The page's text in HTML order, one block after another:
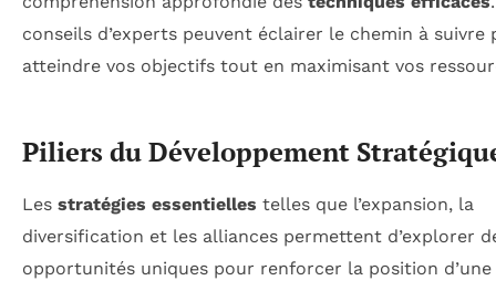
conseils d’experts peuvent éclairer le chemin à suivre
atteindre vos objectifs tout en maximisant vos
Piliers du Développement
Les stratégies essentielles telles que l’expansion, la
diversification et les alliances permettent d’explorer
opportunités uniques pour renforcer la position d’une